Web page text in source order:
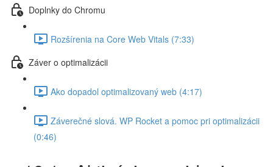
Doplnky do Chromu
Rozšírenia na Core Web Vitals (7:33)
Záver o optimalizácii
Ako dopadol optimalizovaný web (4:17)
Záverečné slová. WP Rocket a pomoc pri optimalizácii
(0:46)